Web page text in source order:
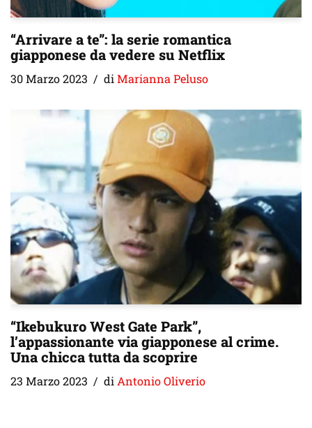
“Arrivare a te”: la serie romantica
giapponese da vedere su Netflix
30 Marzo 2023 di Marianna Peluso
“Ikebukuro West Gate Park”,
l’appassionante via giapponese al crime.
Una chicca tutta da scoprire
23 Marzo 2023 di Antonio Oliverio